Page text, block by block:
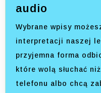
audio
Wybrane wpisy
interpretacji naszej
przyjemna forma
które wolą słuchać
telefonu albo chcą